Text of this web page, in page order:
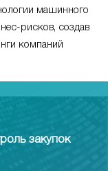
машинного
рисков, создав
компаний
закупок